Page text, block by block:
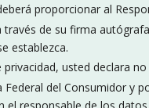
proporcionar al
de su firma
establezca.
usted declara
del Consumidor y